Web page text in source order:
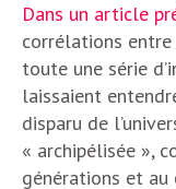
Dans un article
corrélations
toute une série
laissaient
disparu de
« archipélisée »,
générations et